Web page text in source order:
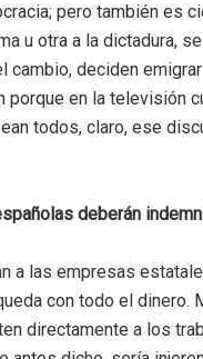
pero también es
u otra a la dictadura,
cambio, deciden
porque en la televisión
todos, claro, ese
deberán
a las empresas
con todo el dinero.
directamente a los